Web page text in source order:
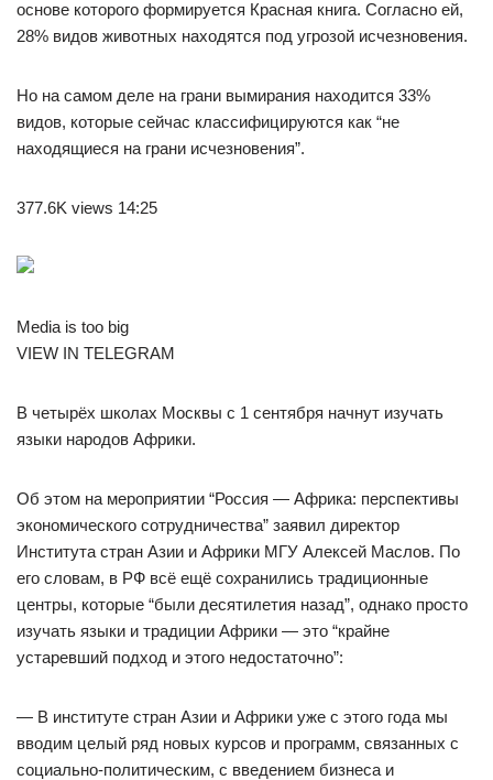
основе которого формируется Красная книга. Согласно ей,
28% видов животных находятся под угрозой исчезновения.
Но на самом деле на грани вымирания находится 33%
видов, которые сейчас классифицируются как “не
находящиеся на грани исчезновения”.
377.6K views 14:25
Media is too big
VIEW IN TELEGRAM
В четырёх школах Москвы с 1 сентября начнут изучать
языки народов Африки.
Об этом на мероприятии “Россия — Африка: перспективы
экономического сотрудничества” заявил директор
Института стран Азии и Африки МГУ Алексей Маслов. По
его словам, в РФ всё ещё сохранились традиционные
центры, которые “были десятилетия назад”, однако просто
изучать языки и традиции Африки — это “крайне
устаревший подход и этого недостаточно”:
— В институте стран Азии и Африки уже с этого года мы
вводим целый ряд новых курсов и программ, связанных с
социально-политическим, с введением бизнеса и